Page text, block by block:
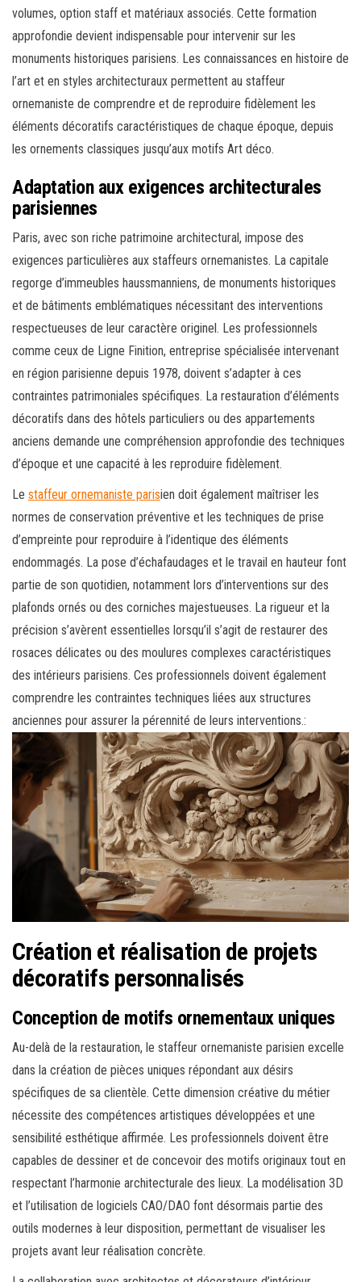
volumes, option staff et matériaux associés. Cette formation
approfondie devient indispensable pour intervenir sur les
monuments historiques parisiens. Les connaissances en histoire de
l’art et en styles architecturaux permettent au staffeur
ornemaniste de comprendre et de reproduire fidèlement les
éléments décoratifs caractéristiques de chaque époque, depuis
les ornements classiques jusqu’aux motifs Art déco.
Adaptation aux exigences architecturales
parisiennes
Paris, avec son riche patrimoine architectural, impose des
exigences particulières aux staffeurs ornemanistes. La capitale
regorge d’immeubles haussmanniens, de monuments historiques
et de bâtiments emblématiques nécessitant des interventions
respectueuses de leur caractère originel. Les professionnels
comme ceux de Ligne Finition, entreprise spécialisée intervenant
en région parisienne depuis 1978, doivent s’adapter à ces
contraintes patrimoniales spécifiques. La restauration d’éléments
décoratifs dans des hôtels particuliers ou des appartements
anciens demande une compréhension approfondie des techniques
d’époque et une capacité à les reproduire fidèlement.
Le staffeur ornemaniste parisien doit également maîtriser les
normes de conservation préventive et les techniques de prise
d’empreinte pour reproduire à l’identique des éléments
endommagés. La pose d’échafaudages et le travail en hauteur font
partie de son quotidien, notamment lors d’interventions sur des
plafonds ornés ou des corniches majestueuses. La rigueur et la
précision s’avèrent essentielles lorsqu’il s’agit de restaurer des
rosaces délicates ou des moulures complexes caractéristiques
des intérieurs parisiens. Ces professionnels doivent également
comprendre les contraintes techniques liées aux structures
anciennes pour assurer la pérennité de leurs interventions.:
Création et réalisation de projets
décoratifs personnalisés
Conception de motifs ornementaux uniques
Au-delà de la restauration, le staffeur ornemaniste parisien excelle
dans la création de pièces uniques répondant aux désirs
spécifiques de sa clientèle. Cette dimension créative du métier
nécessite des compétences artistiques développées et une
sensibilité esthétique affirmée. Les professionnels doivent être
capables de dessiner et de concevoir des motifs originaux tout en
respectant l’harmonie architecturale des lieux. La modélisation 3D
et l’utilisation de logiciels CAO/DAO font désormais partie des
outils modernes à leur disposition, permettant de visualiser les
projets avant leur réalisation concrète.